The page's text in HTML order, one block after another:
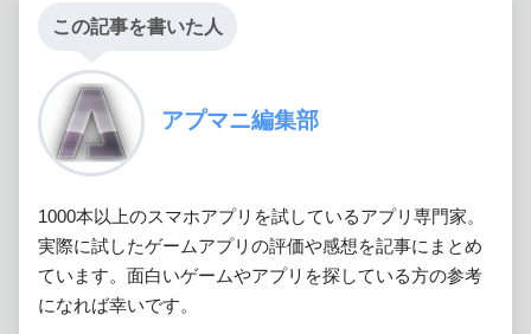
この記事を書いた人
アプマニ編集部
1000本以上のスマホアプリを試しているアプリ専門家。
実際に試したゲームアプリの評価や感想を記事にまとめ
ています。面白いゲームやアプリを探している方の参考
になれば幸いです。